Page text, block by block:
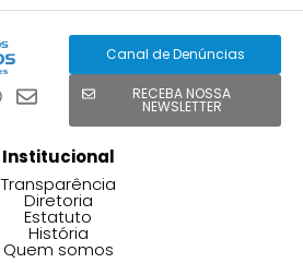
Canal de Denúncias
RECEBA NOSSA
NEWSLETTER
Institucional
Transparência
Diretoria
Estatuto
História
Quem somos